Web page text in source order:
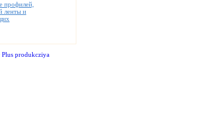
профилей,
ленты и